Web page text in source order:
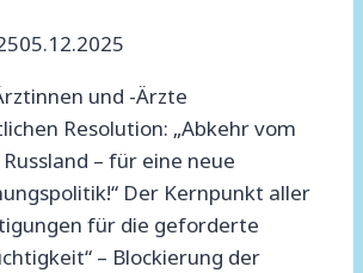
05.12.2025
und -Ärzte
Resolution: „Abkehr vom
– für eine neue
Der Kernpunkt aller
für die geforderte
– Blockierung der